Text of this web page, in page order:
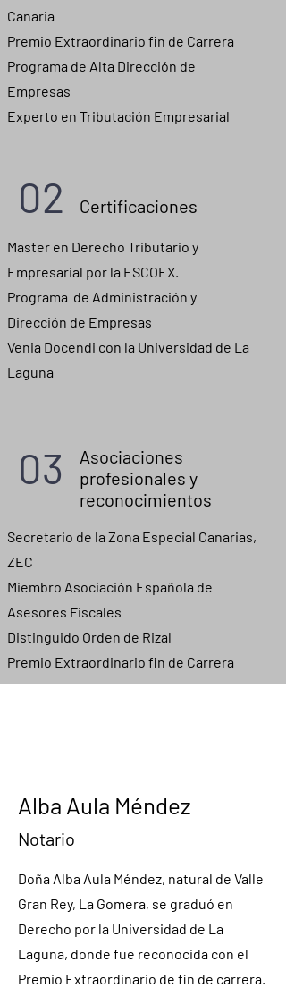
Canaria
Premio Extraordinario fin de Carrera
Programa de Alta Dirección de
Empresas
Experto en Tributación Empresarial
02 Certificaciones
Master en Derecho Tributario y
Empresarial por la ESCOEX.
Programa de Administración y
Dirección de Empresas
Venia Docendi con la Universidad de La
Laguna
03
Asociaciones
profesionales y
reconocimientos
Secretario de la Zona Especial Canarias,
ZEC
Miembro Asociación Española de
Asesores Fiscales
Distinguido Orden de Rizal
Premio Extraordinario fin de Carrera
Alba Aula Méndez
Notario
Doña Alba Aula Méndez, natural de Valle
Gran Rey, La Gomera, se graduó en
Derecho por la Universidad de La
Laguna, donde fue reconocida con el
Premio Extraordinario de fin de carrera.